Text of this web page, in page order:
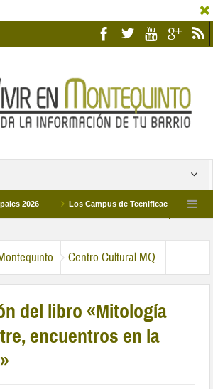
Los Campus de Tecnificación Deportiva
Centro Cultural MQ.
del libro «Mitología
encuentros en la